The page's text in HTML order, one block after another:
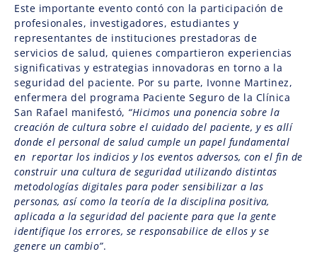
Este importante evento contó con la participación de
profesionales, investigadores, estudiantes y
representantes de instituciones prestadoras de
servicios de salud, quienes compartieron experiencias
significativas y estrategias innovadoras en torno a la
seguridad del paciente. Por su parte, Ivonne Martinez,
enfermera del programa Paciente Seguro de la Clínica
San Rafael manifestó, “Hicimos una ponencia sobre la
creación de cultura sobre el cuidado del paciente, y es allí
donde el personal de salud cumple un papel fundamental
en reportar los indicios y los eventos adversos, con el fin de
construir una cultura de seguridad utilizando distintas
metodologías digitales para poder sensibilizar a las
personas, así como la teoría de la disciplina positiva,
aplicada a la seguridad del paciente para que la gente
identifique los errores, se responsabilice de ellos y se
genere un cambio”.